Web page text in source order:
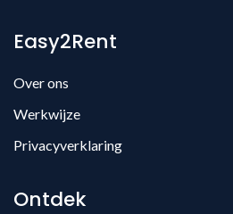
Easy2Rent
Over ons
Werkwijze
Privacyverklaring
Ontdek